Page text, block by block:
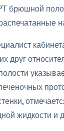
брюшной
друг
жидкости и